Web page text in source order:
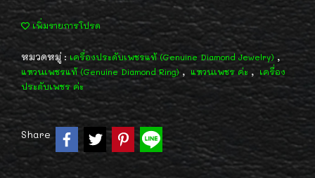
เพิ่มรายการโปรด
หมวดหมู่ : เครื่องประดับเพชรแท้ (Genuine Diamond Jewelry) ,
แหวนเพชรแท้ (Genuine Diamond Ring) , แหวนเพชร ค่ะ , เครื่อง
ประดับเพชร ค่ะ
Share